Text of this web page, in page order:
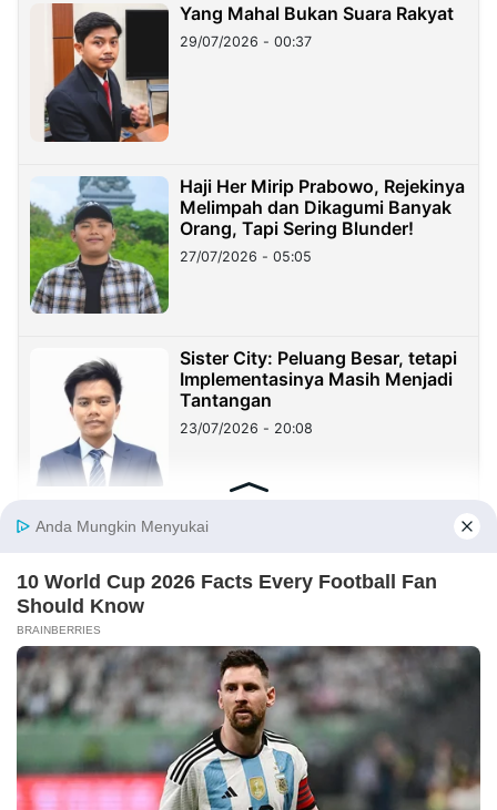
Yang Mahal Bukan Suara Rakyat
29/07/2026 - 00:37
Haji Her Mirip Prabowo, Rejekinya
Melimpah dan Dikagumi Banyak
Orang, Tapi Sering Blunder!
27/07/2026 - 05:05
Sister City: Peluang Besar, tetapi
Implementasinya Masih Menjadi
Tantangan
23/07/2026 - 20:08
Sekolah Harus Berhenti Mengajar
Kehidupan
Benang Merah Sindangkasih:
Dari Perintis Purwakarta hingga
KDM
21/07/2026 - 09:22